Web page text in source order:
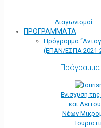
Διαγωνισμοί
ΠΡΟΓΡΑΜΜΑΤΑ
Πρόγραμμα
(ΕΠΑΝ/ΕΣΠΑ 2021-
Ενίσχυση
και
Νέων